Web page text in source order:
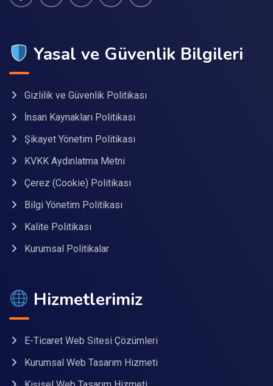
Yasal ve Güvenlik Bilgileri
Gizlilik ve Güvenlik Politikası
İnsan Kaynakları Politikası
Şikayet Yönetim Politikası
KVKK Aydınlatma Metni
Çerez (Cookie) Politikası
Bilgi Yönetim Politikası
Kalite Politikası
Kurumsal Politikalar
Hizmetlerimiz
E-Ticaret Web Sitesi Çözümleri
Kurumsal Web Tasarım Hizmeti